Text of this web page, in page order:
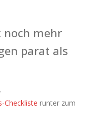
mehr
parat als
Checkliste runter zum